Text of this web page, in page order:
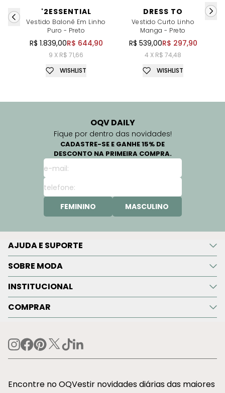
'2ESSENTIAL
Vestido Balonê Em Linho
Puro - Preto
R$ 1.839,00R$ 644,90
9 X R$ 71,66
WISHLIST
DRESS TO
Vestido Curto Linho
Manga - Preto
R$ 539,00R$ 297,90
4 X R$ 74,48
WISHLIST
OQV DAILY
Fique por dentro das novidades!
CADASTRE-SE E GANHE 15% DE
DESCONTO NA PRIMEIRA COMPRA.
FEMININO MASCULINO
AJUDA E SUPORTE
SOBRE MODA
INSTITUCIONAL
COMPRAR
Encontre no OQVestir novidades diárias das maiores